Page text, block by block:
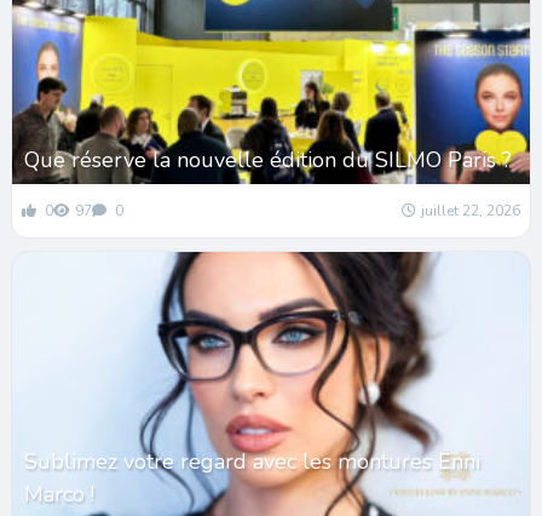
Que réserve la nouvelle édition du SILMO Paris ?
0 97 0 juillet 22, 2026
Sublimez votre regard avec les montures Enni
Marco !